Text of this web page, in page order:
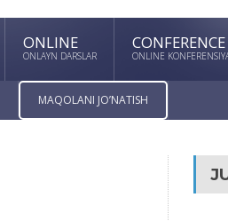
ONLINE
ONLAYN DARSLAR
CONFERENCE
ONLINE
MAQOLANI JO’NATISH